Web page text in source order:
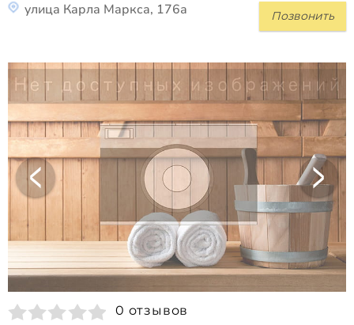
Позвонить
улица Карла Маркса, 176а
0 отзывов